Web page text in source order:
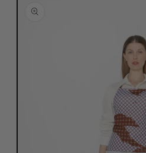
información